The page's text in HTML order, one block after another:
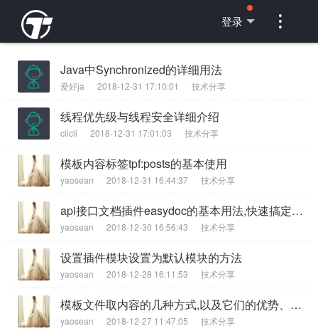
登录 
Java中Synchronized的详细用法
爱好ja 2018-12-31 17:10:01 技术分享
线程优先级与线程安全详细介绍
clicli 2018-12-31 17:01:03 技术分享
模板内容标签tpf:posts的基本使用
yaosean 2018-12-31 16:44:37 技术分享
api接口文档插件easydoc的基本用法,快速搞定接口文档
yaosean 2018-12-30 16:56:43 技术分享
设置插件模块设置为默认模块的方法
yaosean 2018-12-28 16:11:53 技术分享
模板文件取内容的几种方式,以及它们的优势、劣势
yaosean 2018-12-27 11:47:05 技术分享